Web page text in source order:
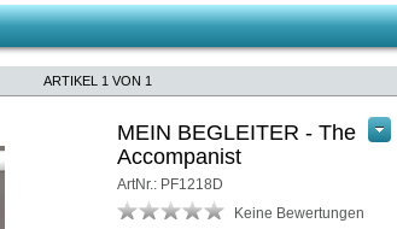
ARTIKEL 1 VON 1
MEIN BEGLEITER - The
Accompanist
ArtNr.: PF1218D
Keine Bewertungen